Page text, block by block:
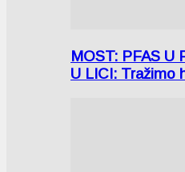
MOST: PFAS U
U LICI: Tražimo